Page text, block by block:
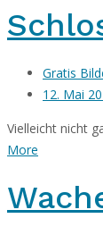
Gratis
12. Mai
Vielleicht nicht
More